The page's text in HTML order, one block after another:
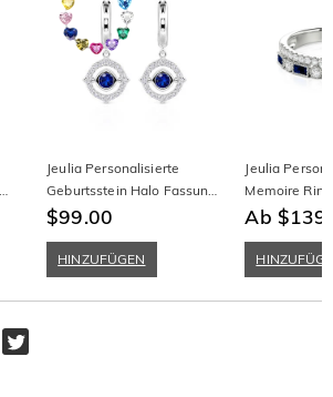
Jeulia Personalisierte
Geburtsstein Halo Fassung
Kontur Creolen
$99.00
HINZUFÜGEN
Jeulia
Memoire
Ab